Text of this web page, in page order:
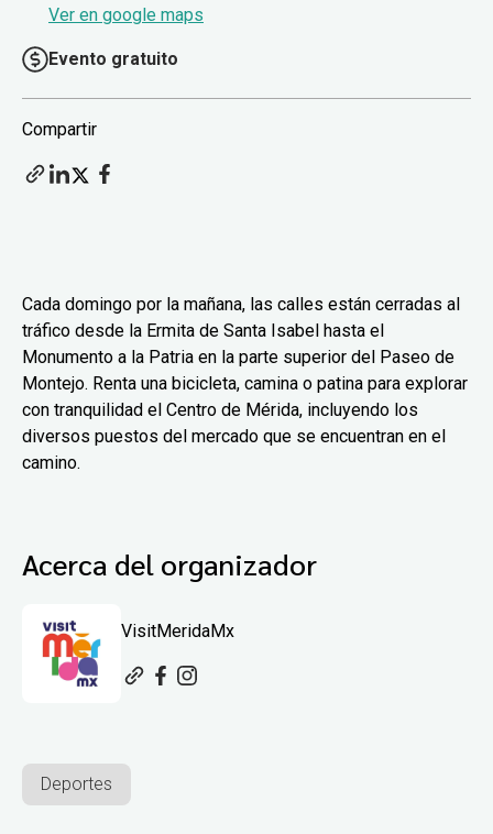
Ver en google maps
Evento gratuito
Compartir
Cada domingo por la mañana, las calles están cerradas al
tráfico desde la Ermita de Santa Isabel hasta el
Monumento a la Patria en la parte superior del Paseo de
Montejo. Renta una bicicleta, camina o patina para explorar
con tranquilidad el Centro de Mérida, incluyendo los
diversos puestos del mercado que se encuentran en el
camino.
Acerca del organizador
VisitMeridaMx
Deportes